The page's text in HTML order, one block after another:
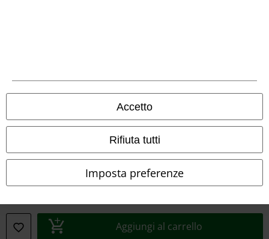
Accetto
Rifiuta tutti
Imposta preferenze
Aggiungi al carrello
Gli altri shop EMP nel mondo
EMP France
EMP Deutschland